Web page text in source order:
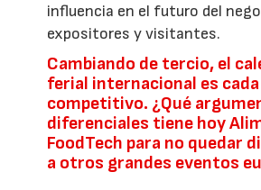
influencia en el futuro del
expositores y visitantes.
Cambiando de tercio, el
ferial internacional es
competitivo. ¿Qué
diferenciales tiene hoy
FoodTech para no quedar
a otros grandes eventos